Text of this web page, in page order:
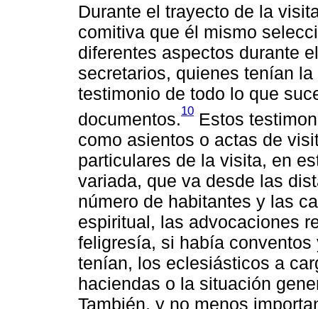
Durante el trayecto de la
comitiva que él mismo
diferentes aspectos durante
secretarios, quienes tenían
testimonio de todo lo que
documentos.10 Estos
como asientos o actas de
particulares de la visita, en
variada, que va desde las
número de habitantes y las
espiritual, las advocaciones
feligresía, si había
tenían, los eclesiásticos a
haciendas o la situación
También, y no menos